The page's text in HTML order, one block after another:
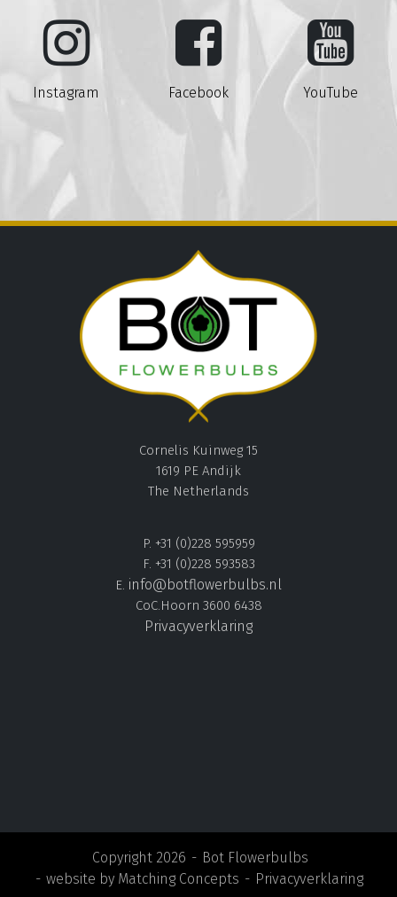
Instagram Facebook YouTube
Cornelis Kuinweg 15
1619 PE Andijk
The Netherlands
P. +31 (0)228 595959
F. +31 (0)228 593583
E. info@botflowerbulbs.nl
CoC.Hoorn 3600 6438
Privacyverklaring
Copyright 2026
Bot Flowerbulbs
website by Matching Concepts Privacyverklaring